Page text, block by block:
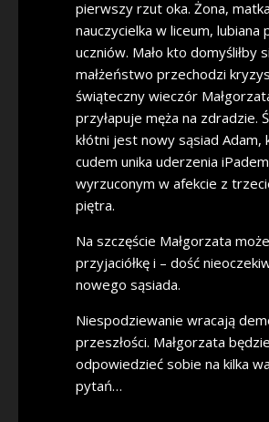
pierwszy rzut oka. Żona,
nauczycielka w liceum, lubiana
uczniów. Mało kto domyśliłby
małżeństwo przechodzi
świąteczny wieczór
przyłapuje męża na zdradzie.
kłótni jest nowy sąsiad Adam,
cudem unika uderzenia
wyrzuconym w afekcie z
piętra.
Na szczęście Małgorzata
przyjaciółkę i – dość
nowego sąsiada.
Niespodziewanie wracają
przeszłości. Małgorzata
odpowiedzieć sobie na kilka
pytań…